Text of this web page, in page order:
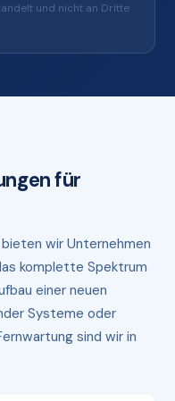
und nicht an Dritte
für
wir Unternehmen
komplette Spektrum
einer neuen
Systeme oder
sind wir in